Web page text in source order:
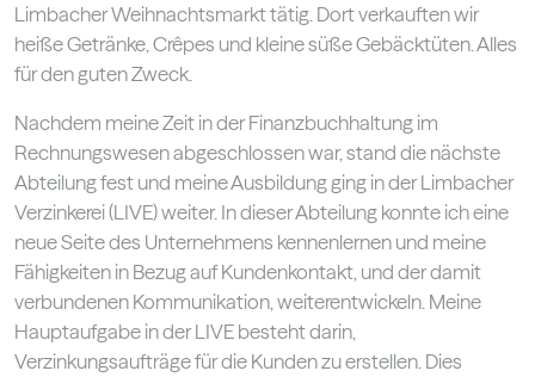
Limbacher Weihnachtsmarkt tätig. Dort verkauften wir
heiße Getränke, Crêpes und kleine süße Gebäcktüten. Alles
für den guten Zweck.
Nachdem meine Zeit in der Finanzbuchhaltung im
Rechnungswesen abgeschlossen war, stand die nächste
Abteilung fest und meine Ausbildung ging in der Limbacher
Verzinkerei (LIVE) weiter. In dieser Abteilung konnte ich eine
neue Seite des Unternehmens kennenlernen und meine
Fähigkeiten in Bezug auf Kundenkontakt, und der damit
verbundenen Kommunikation, weiterentwickeln. Meine
Hauptaufgabe in der LIVE besteht darin,
Verzinkungsaufträge für die Kunden zu erstellen. Dies